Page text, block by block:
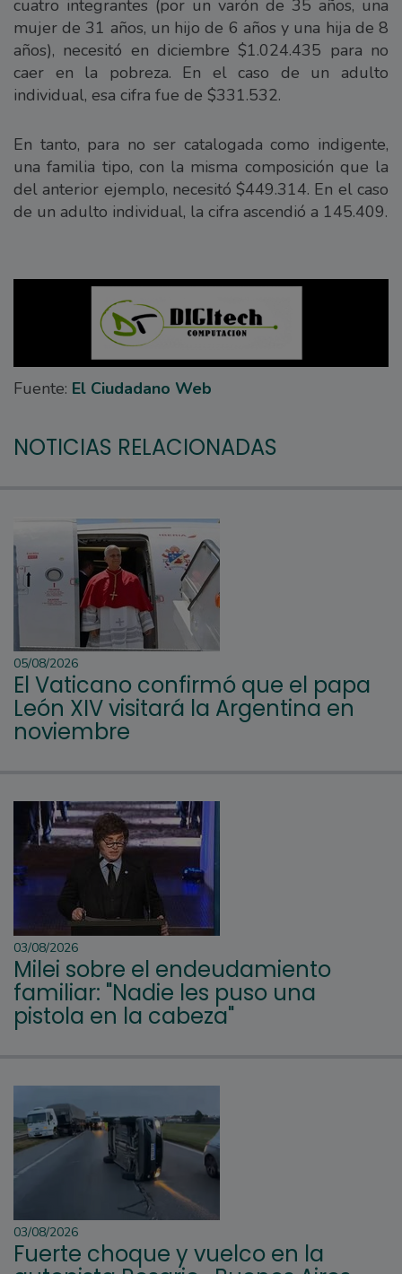
cuatro integrantes (por un varón de 35 años, una
mujer de 31 años, un hijo de 6 años y una hija de 8
años), necesitó en diciembre $1.024.435 para no
caer en la pobreza. En el caso de un adulto
individual, esa cifra fue de $331.532.
En tanto, para no ser catalogada como indigente,
una familia tipo, con la misma composición que la
del anterior ejemplo, necesitó $449.314. En el caso
de un adulto individual, la cifra ascendió a 145.409.
Fuente: El Ciudadano Web
NOTICIAS RELACIONADAS
05/08/2026
El Vaticano confirmó que el papa
León XIV visitará la Argentina en
noviembre
03/08/2026
Milei sobre el endeudamiento
familiar: "Nadie les puso una
pistola en la cabeza"
03/08/2026
Fuerte choque y vuelco en la